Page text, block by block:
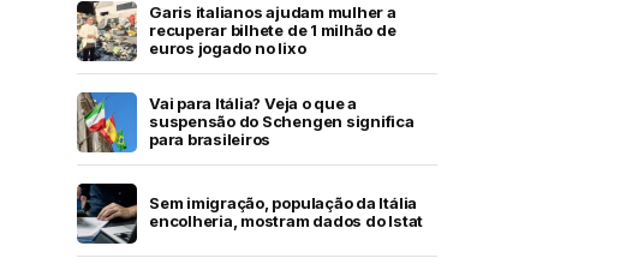
Garis italianos ajudam mulher a
recuperar bilhete de 1 milhão de
euros jogado no lixo
Vai para Itália? Veja o que a
suspensão do Schengen significa
para brasileiros
Sem imigração, população da Itália
encolheria, mostram dados do Istat